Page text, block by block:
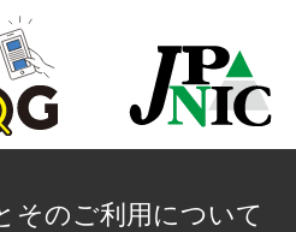
そのご利用について